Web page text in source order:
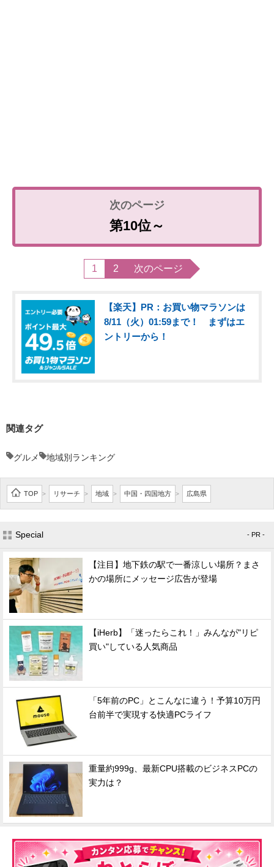
第10位～
1 2 次のページ
【楽天】PR：お買い物マラソンは
8/11（火）01:59まで！ まずはエ
ントリーから！
関連タグ
グルメ 地域別ランキング
TOP > リサーチ > 地域 > 中国・四国地方 > 広島県
Special - PR -
【注目】地下鉄の駅で一番涼しい場所？まさ
かの場所にメッセージ広告が登場
【iHerb】「迷ったらこれ！」みんなが"リピ
買い"している人気商品
「5年前のPC」とこんなに違う！予算10万円
台前半で実現する快適PCライフ
重量約999g、最新CPU搭載のビジネスPCの
実力は？